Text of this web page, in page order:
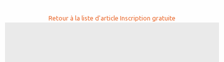
Retour à la liste d'article Inscription gratuite